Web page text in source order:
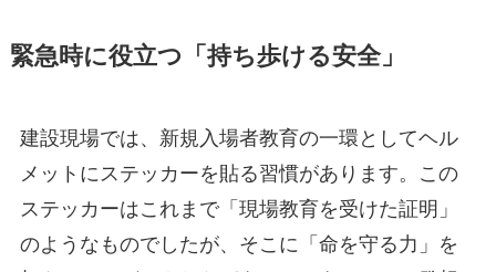
緊急時に役立つ「持ち歩ける安全」
建設現場では、新規入場者教育の一環としてヘル
メットにステッカーを貼る習慣があります。この
ステッカーはこれまで「現場教育を受けた証明」
のようなものでしたが、そこに「命を守る力」を